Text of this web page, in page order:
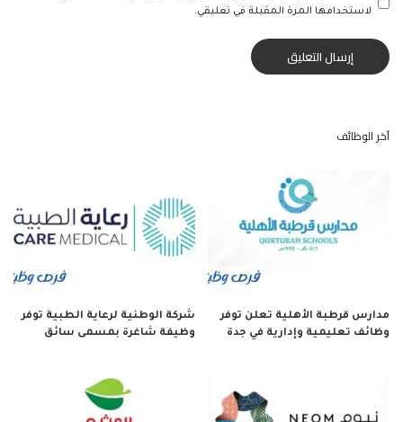
لاستخدامها المرة المقبلة في تعليقي.
آخر الوظائف
مدارس قرطبة الأهلية تعلن توفر
وظائف تعليمية وإدارية في جدة
شركة الوطنية لرعاية الطبية توفر
وظيفة شاغرة بمسمى سائق